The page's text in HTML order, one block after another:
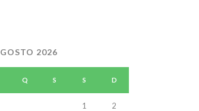
2026
Q S S D
1 2